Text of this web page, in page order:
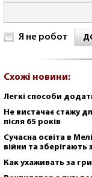
Я не робот
Схожі новини:
Легкі способи
Не вистачає стажу
після 65 років
Сучасна освіта в
війни та
Как ухаживать за